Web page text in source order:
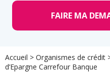
FAIRE MA
Accueil > Organismes de crédit
d’Epargne Carrefour Banque